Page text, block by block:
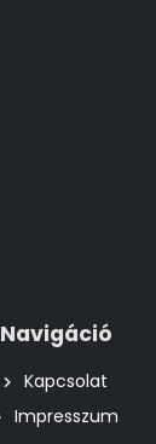
Navigáció
Kapcsolat
Impresszum